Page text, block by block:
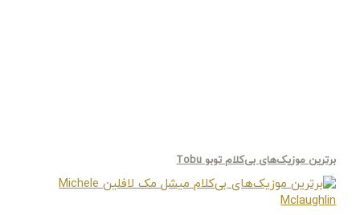
برترین موزیک‌های بی‌کلام توبو Tobu